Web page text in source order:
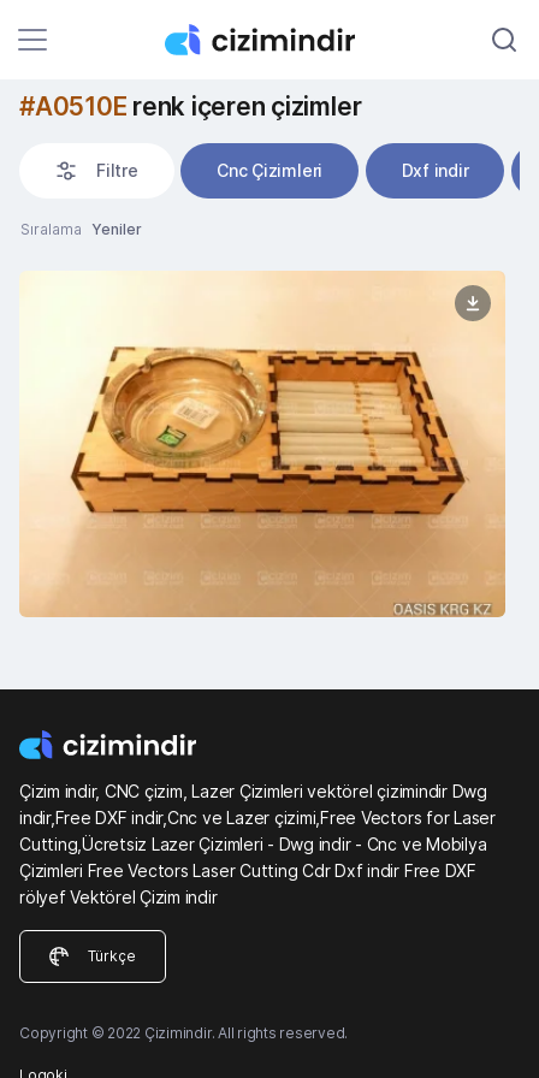
#A0510E renk içeren çizimler
Filtre Cnc Çizimleri Dxf indir
Sıralama Yeniler
Çizim indir, CNC çizim, Lazer Çizimleri vektörel çizimindir Dwg
indir,Free DXF indir,Cnc ve Lazer çizimi,Free Vectors for Laser
Cutting,Ücretsiz Lazer Çizimleri - Dwg indir - Cnc ve Mobilya
Çizimleri Free Vectors Laser Cutting Cdr Dxf indir Free DXF
rölyef Vektörel Çizim indir
Türkçe
Copyright © 2022 Çizimindir. All rights reserved.